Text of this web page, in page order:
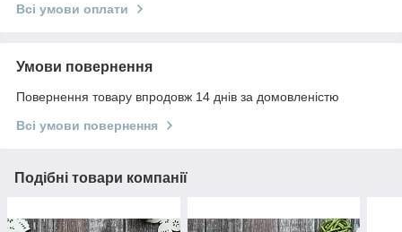
Всі умови оплати
Умови повернення
Повернення товару впродовж 14 днів за домовленістю
Всі умови повернення
Подібні товари компанії